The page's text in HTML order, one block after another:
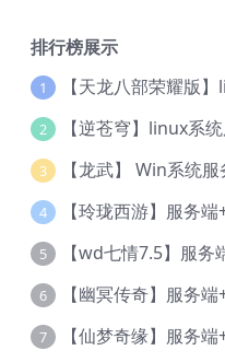
排行榜展示
1
2
3
4 【玲珑西游】服务
5 【wd七情7.5】服
6 【幽冥传奇】服务
7 【仙梦奇缘】服务